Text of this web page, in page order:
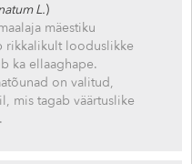
L.)
mäestiku
rikkalikult looduslikke
ka ellaaghape.
on valitud,
mis tagab väärtuslike